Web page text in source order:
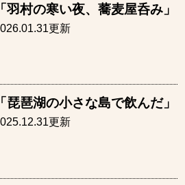
「羽村の寒い夜、蕎麦屋呑み」
更新
「琵琶湖の小さな島で飲んだ」
更新